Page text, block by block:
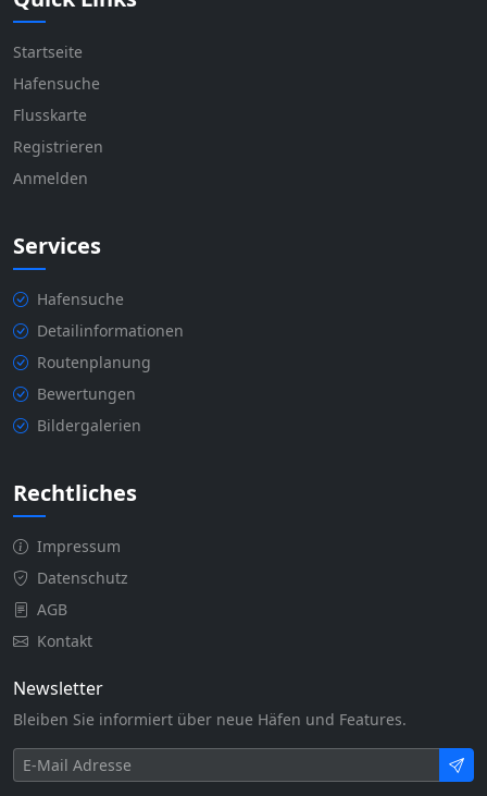
Startseite
Hafensuche
Flusskarte
Registrieren
Anmelden
Services
Hafensuche
Detailinformationen
Routenplanung
Bewertungen
Bildergalerien
Rechtliches
Impressum
Datenschutz
AGB
Kontakt
Newsletter
Bleiben Sie informiert über neue Häfen und Features.